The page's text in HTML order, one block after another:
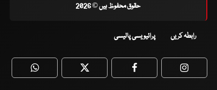
حقوق محفوظ ہیں © 2026
رابطہ کریں پرائیویسی پالیسی
WhatsApp Twitter Facebook